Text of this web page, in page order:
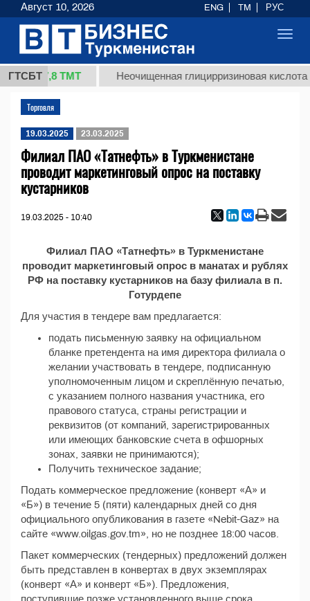
ГТСБТ
(кг.) 37,8 ТМТ Неочищенная глицирризиновая кислота
Торговля
19.03.2025 23.03.2025
Филиал ПАО «Татнефть» в Туркменистане
проводит маркетинговый опрос на поставку
кустарников
19.03.2025 - 10:40
Филиал ПАО «Татнефть» в Туркменистане
проводит маркетинговый опрос в манатах и рублях
РФ на поставку кустарников на базу филиала в п.
Готурдепе
Для участия в тендере вам предлагается:
подать письменную заявку на официальном
бланке претендента на имя директора филиала о
желании участвовать в тендере, подписанную
уполномоченным лицом и скреплённую печатью,
с указанием полного названия участника, его
правового статуса, страны регистрации и
реквизитов (от компаний, зарегистрированных
или имеющих банковские счета в офшорных
зонах, заявки не принимаются);
Получить техническое задание;
Подать коммерческое предложение (конверт «А» и
«Б») в течение 5 (пяти) календарных дней со дня
официального опубликования в газете «Nebit-Gaz» на
сайте «www.oilgas.gov.tm», но не позднее 18:00 часов.
Пакет коммерческих (тендерных) предложений должен
быть представлен в конвертах в двух экземплярах
(конверт «А» и конверт «Б»). Предложения,
Август 10, 2026 ENG TM РУС